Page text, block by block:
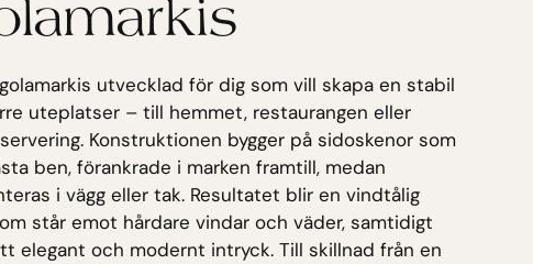
utvecklad för dig som vill skapa en stabil
uteplatser – till hemmet, restaurangen eller
Konstruktionen bygger på sidoskenor som
ben, förankrade i marken framtill, medan
i vägg eller tak. Resultatet blir en vindtålig
står emot hårdare vindar och väder, samtidigt
elegant och modernt intryck. Till skillnad från en